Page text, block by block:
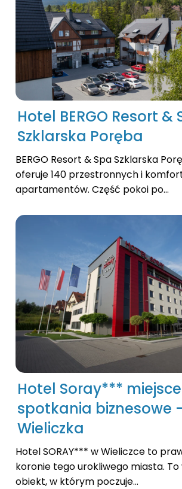
Hotel BERGO Resort &
Szklarska Poręba
BERGO Resort & Spa Szklarska
oferuje 140 przestronnych i
apartamentów. Część pokoi po...
Hotel Soray***
spotkania biznesowe
Wieliczka
Hotel SORAY*** w Wieliczce to
koronie tego urokliwego miasta.
obiekt, w którym poczuje...